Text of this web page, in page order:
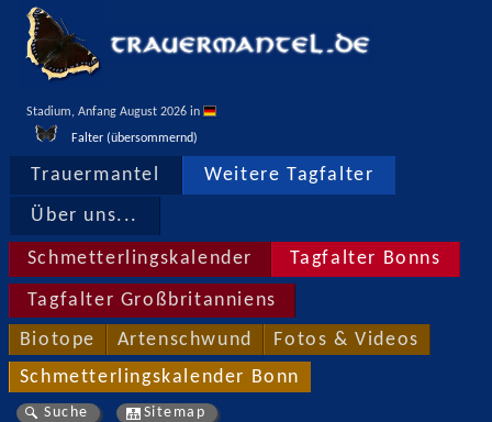
Stadium, Anfang August 2026 in
Falter (übersommernd)
Trauermantel Weitere Tagfalter
Über uns...
Schmetterlingskalender Tagfalter Bonns
Tagfalter Großbritanniens
Biotope Artenschwund Fotos & Videos
Schmetterlingskalender Bonn
Suche Sitemap